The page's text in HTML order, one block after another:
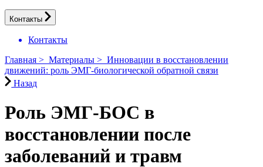
Контакты
Контакты
Главная > Материалы > Инновации в восстановлении
движений: роль ЭМГ-биологической обратной связи
Назад
Роль ЭМГ-БОС в
восстановлении после
заболеваний и травм